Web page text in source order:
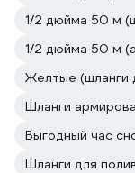
1/2 дюйма 50 м
1/2 дюйма 50 м
Желтые (шланги
Шланги
Выгодный час
Шланги для